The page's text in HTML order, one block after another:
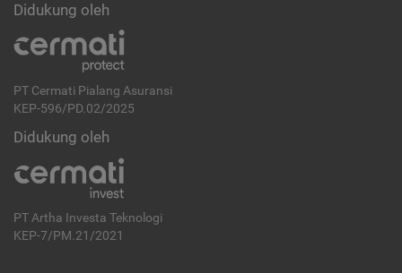
Didukung oleh
PT Cermati Pialang Asuransi
KEP-596/PD.02/2025
Didukung oleh
PT Artha Investa Teknologi
KEP-7/PM.21/2021